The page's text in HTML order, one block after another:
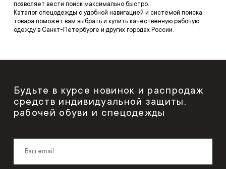
позволяет вести поиск максимально быстро.
Каталог спецодежды с удобной навигацией и системой поиска
товара поможет вам выбрать и купить качественную рабочую
одежду в Санкт-Петербурге и других городах России.
Будьте в курсе новинок и распродаж
средств индивидуальной защиты,
рабочей обуви и спецодежды